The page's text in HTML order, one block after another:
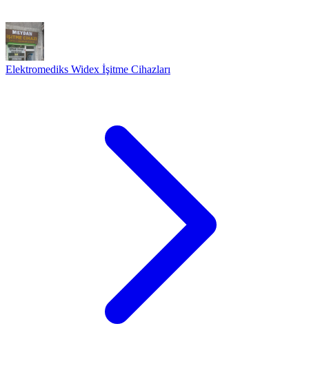
Elektromediks Widex İşitme Cihazları